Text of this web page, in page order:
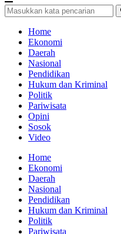
Home
Ekonomi
Daerah
Nasional
Pendidikan
Hukum dan Kriminal
Politik
Pariwisata
Opini
Sosok
Video
Home
Ekonomi
Daerah
Nasional
Pendidikan
Hukum dan Kriminal
Politik
Pariwisata